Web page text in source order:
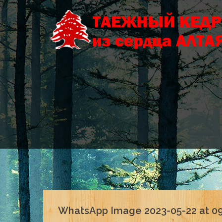
Skip
to
content
WhatsApp Image 2023-05-22 at